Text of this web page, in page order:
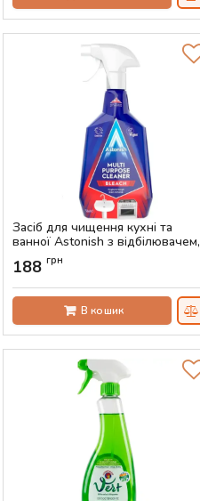
Засіб для чищення кухні та
ванної Astonish з відбілювачем,
750 мл
Артикул:
188 грн
В кошик